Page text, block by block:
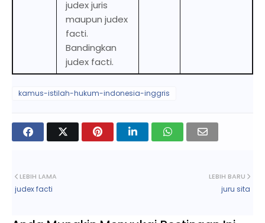
judex juris
maupun judex
facti.
Bandingkan
judex facti.
kamus-istilah-hukum-indonesia-inggris
LEBIH BARU
juru sita
LEBIH LAMA
judex facti